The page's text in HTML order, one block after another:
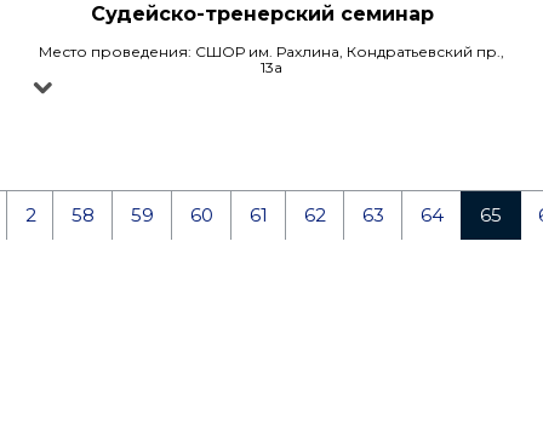
Судейско-тренерский семинар
Место проведения: СШОР им. Рахлина, Кондратьевский пр.,
13а
2 58 59 60 61 62 63 64 65